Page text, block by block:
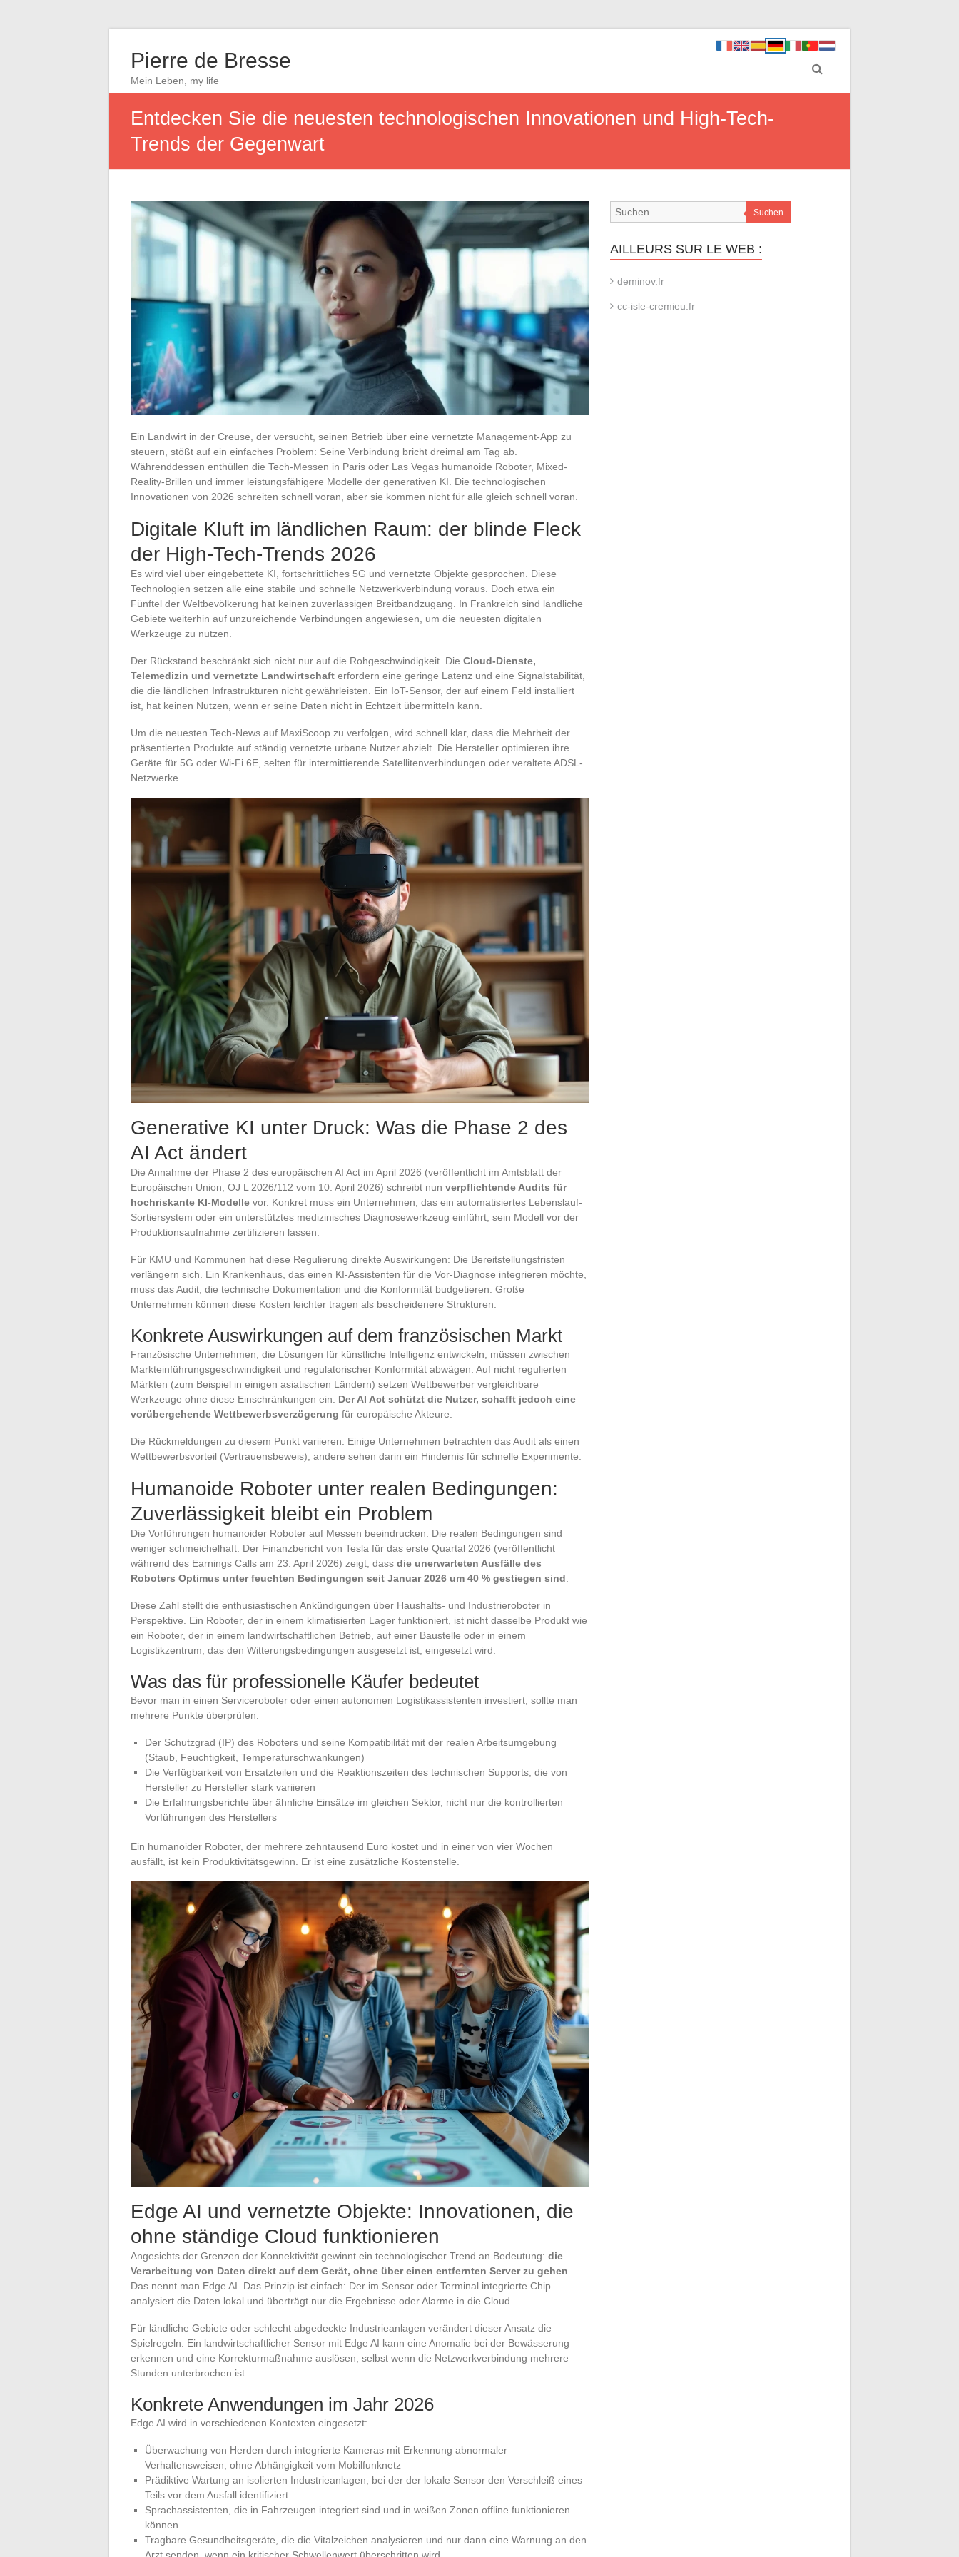
Pierre de Bresse
Mein Leben, my life
Entdecken Sie die neuesten technologischen Innovationen und High-Tech-
Trends der Gegenwart
Ein Landwirt in der Creuse, der versucht, seinen Betrieb über eine vernetzte Management-App zu
steuern, stößt auf ein einfaches Problem: Seine Verbindung bricht dreimal am Tag ab.
Währenddessen enthüllen die Tech-Messen in Paris oder Las Vegas humanoide Roboter, Mixed-
Reality-Brillen und immer leistungsfähigere Modelle der generativen KI. Die technologischen
Innovationen von 2026 schreiten schnell voran, aber sie kommen nicht für alle gleich schnell voran.
Digitale Kluft im ländlichen Raum: der blinde Fleck
der High-Tech-Trends 2026
Es wird viel über eingebettete KI, fortschrittliches 5G und vernetzte Objekte gesprochen. Diese
Technologien setzen alle eine stabile und schnelle Netzwerkverbindung voraus. Doch etwa ein
Fünftel der Weltbevölkerung hat keinen zuverlässigen Breitbandzugang. In Frankreich sind ländliche
Gebiete weiterhin auf unzureichende Verbindungen angewiesen, um die neuesten digitalen
Werkzeuge zu nutzen.
Der Rückstand beschränkt sich nicht nur auf die Rohgeschwindigkeit. Die Cloud-Dienste,
Telemedizin und vernetzte Landwirtschaft erfordern eine geringe Latenz und eine Signalstabilität,
die die ländlichen Infrastrukturen nicht gewährleisten. Ein IoT-Sensor, der auf einem Feld installiert
ist, hat keinen Nutzen, wenn er seine Daten nicht in Echtzeit übermitteln kann.
Um die neuesten Tech-News auf MaxiScoop zu verfolgen, wird schnell klar, dass die Mehrheit der
präsentierten Produkte auf ständig vernetzte urbane Nutzer abzielt. Die Hersteller optimieren ihre
Geräte für 5G oder Wi-Fi 6E, selten für intermittierende Satellitenverbindungen oder veraltete ADSL-
Netzwerke.
Generative KI unter Druck: Was die Phase 2 des
AI Act ändert
Die Annahme der Phase 2 des europäischen AI Act im April 2026 (veröffentlicht im Amtsblatt der
Europäischen Union, OJ L 2026/112 vom 10. April 2026) schreibt nun verpflichtende Audits für
hochriskante KI-Modelle vor. Konkret muss ein Unternehmen, das ein automatisiertes Lebenslauf-
Sortiersystem oder ein unterstütztes medizinisches Diagnosewerkzeug einführt, sein Modell vor der
Produktionsaufnahme zertifizieren lassen.
Für KMU und Kommunen hat diese Regulierung direkte Auswirkungen: Die Bereitstellungsfristen
verlängern sich. Ein Krankenhaus, das einen KI-Assistenten für die Vor-Diagnose integrieren möchte,
muss das Audit, die technische Dokumentation und die Konformität budgetieren. Große
Unternehmen können diese Kosten leichter tragen als bescheidenere Strukturen.
Konkrete Auswirkungen auf dem französischen Markt
Französische Unternehmen, die Lösungen für künstliche Intelligenz entwickeln, müssen zwischen
Markteinführungsgeschwindigkeit und regulatorischer Konformität abwägen. Auf nicht regulierten
Märkten (zum Beispiel in einigen asiatischen Ländern) setzen Wettbewerber vergleichbare
Werkzeuge ohne diese Einschränkungen ein. Der AI Act schützt die Nutzer, schafft jedoch eine
vorübergehende Wettbewerbsverzögerung für europäische Akteure.
Die Rückmeldungen zu diesem Punkt variieren: Einige Unternehmen betrachten das Audit als einen
Wettbewerbsvorteil (Vertrauensbeweis), andere sehen darin ein Hindernis für schnelle Experimente.
Humanoide Roboter unter realen Bedingungen:
Zuverlässigkeit bleibt ein Problem
Die Vorführungen humanoider Roboter auf Messen beeindrucken. Die realen Bedingungen sind
weniger schmeichelhaft. Der Finanzbericht von Tesla für das erste Quartal 2026 (veröffentlicht
während des Earnings Calls am 23. April 2026) zeigt, dass die unerwarteten Ausfälle des
Roboters Optimus unter feuchten Bedingungen seit Januar 2026 um 40 % gestiegen sind
Diese Zahl stellt die enthusiastischen Ankündigungen über Haushalts- und Industrieroboter in
Perspektive. Ein Roboter, der in einem klimatisierten Lager funktioniert, ist nicht dasselbe Produkt wie
ein Roboter, der in einem landwirtschaftlichen Betrieb, auf einer Baustelle oder in einem
Logistikzentrum, das den Witterungsbedingungen ausgesetzt ist, eingesetzt wird.
Was das für professionelle Käufer bedeutet
Bevor man in einen Serviceroboter oder einen autonomen Logistikassistenten investiert, sollte man
mehrere Punkte überprüfen:
Der Schutzgrad (IP) des Roboters und seine Kompatibilität mit der realen Arbeitsumgebung
(Staub, Feuchtigkeit, Temperaturschwankungen)
Die Verfügbarkeit von Ersatzteilen und die Reaktionszeiten des technischen Supports, die von
Hersteller zu Hersteller stark variieren
Die Erfahrungsberichte über ähnliche Einsätze im gleichen Sektor, nicht nur die kontrollierten
Vorführungen des Herstellers
Ein humanoider Roboter, der mehrere zehntausend Euro kostet und in einer von vier Wochen
ausfällt, ist kein Produktivitätsgewinn. Er ist eine zusätzliche Kostenstelle.
Edge AI und vernetzte Objekte: Innovationen, die
ohne ständige Cloud funktionieren
Angesichts der Grenzen der Konnektivität gewinnt ein technologischer Trend an Bedeutung: die
Verarbeitung von Daten direkt auf dem Gerät, ohne über einen entfernten Server zu gehen
Das nennt man Edge AI. Das Prinzip ist einfach: Der im Sensor oder Terminal integrierte Chip
analysiert die Daten lokal und überträgt nur die Ergebnisse oder Alarme in die Cloud.
Für ländliche Gebiete oder schlecht abgedeckte Industrieanlagen verändert dieser Ansatz die
Spielregeln. Ein landwirtschaftlicher Sensor mit Edge AI kann eine Anomalie bei der Bewässerung
erkennen und eine Korrekturmaßnahme auslösen, selbst wenn die Netzwerkverbindung mehrere
Stunden unterbrochen ist.
Konkrete Anwendungen im Jahr 2026
Edge AI wird in verschiedenen Kontexten eingesetzt:
Überwachung von Herden durch integrierte Kameras mit Erkennung abnormaler
Verhaltensweisen, ohne Abhängigkeit vom Mobilfunknetz
Prädiktive Wartung an isolierten Industrieanlagen, bei der der lokale Sensor den Verschleiß eines
Teils vor dem Ausfall identifiziert
Sprachassistenten, die in Fahrzeugen integriert sind und in weißen Zonen offline funktionieren
können
Tragbare Gesundheitsgeräte, die die Vitalzeichen analysieren und nur dann eine Warnung an den
Suchen
AILLEURS SUR LE WEB :
deminov.fr
cc-isle-cremieu.fr